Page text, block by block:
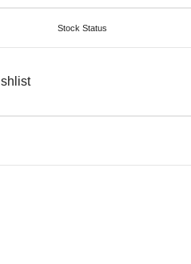
Stock Status